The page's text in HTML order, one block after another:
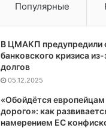
Популярные
В ЦМАКП предупредили
банковского кризиса
долгов
05.12.2025
«Обойдётся европейцам
дорого»: как
намерением ЕС